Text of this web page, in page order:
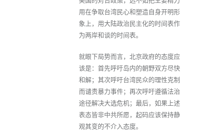
用在争取台湾民心和塑造自身开明形
象上，用大陆政治民主化的时间表作
为两岸和谈的时间表。
就眼下局势而言，北京政府的态度应
该是：首先呼吁岛内的朝野双方尽快
和解；其次呼吁台湾民众的理性克制
而谴责暴力事件；再次呼吁遵循法治
途径解决大选危机；最后，如果上述
表态皆非中共所愿，起码应该保持静
观其变的不介入态度。